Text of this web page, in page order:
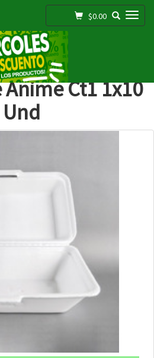
Toggle navigation
$0.00
Ct1 1x10
Und